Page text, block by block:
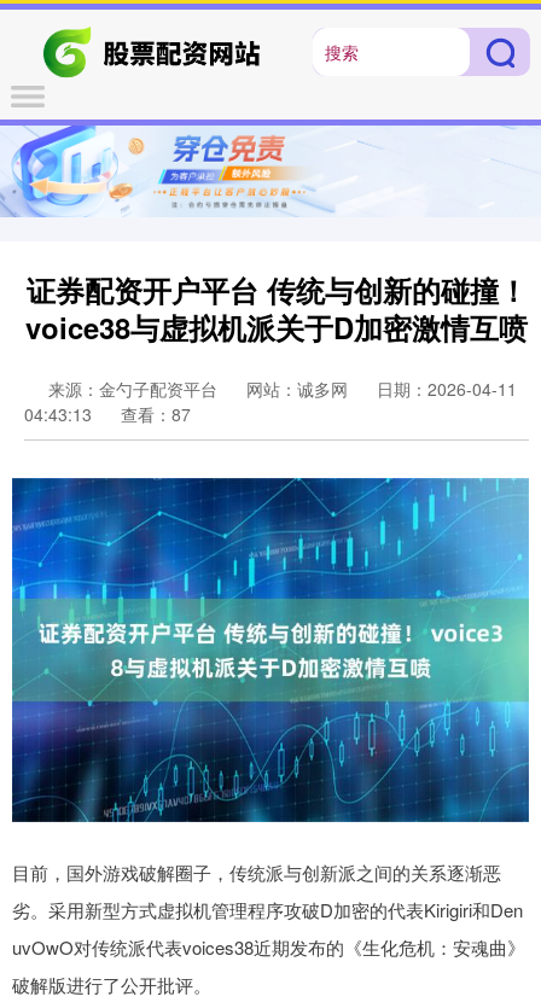
证券配资开户平台 传统与创新的碰撞！
voice38与虚拟机派关于D加密激情互喷
来源：金勺子配资平台 网站：诚多网
日期：2026-04-11
04:43:13
查看：87
目前，国外游戏破解圈子，传统派与创新派之间的关系逐渐恶
劣。采用新型方式虚拟机管理程序攻破D加密的代表Kirigiri和Den
uvOwO对传统派代表voices38近期发布的《生化危机：安魂曲》
破解版进行了公开批评。